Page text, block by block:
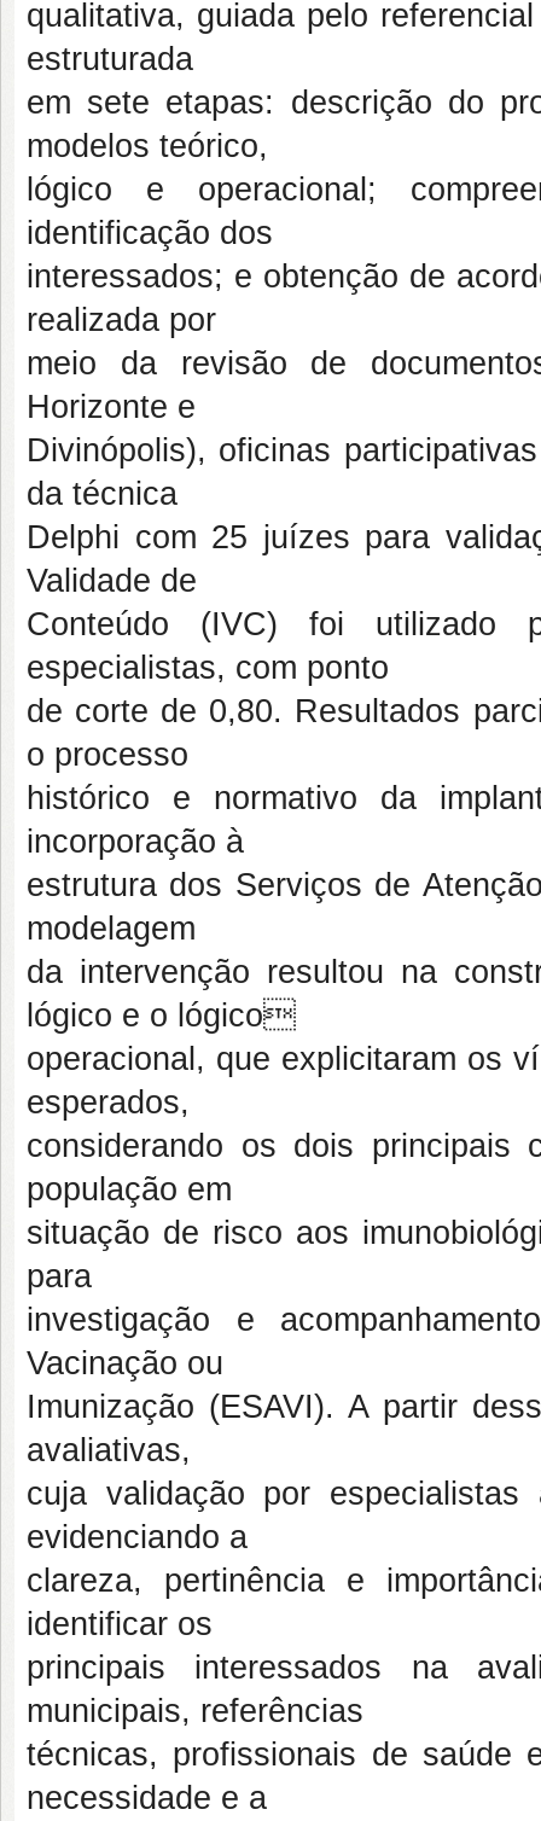
qualitativa, guiada pelo
estruturada
em sete etapas: descrição do
modelos teórico,
lógico e operacional;
identificação dos
interessados; e obtenção de
realizada por
meio da revisão de
Horizonte e
Divinópolis), oficinas
da técnica
Delphi com 25 juízes para
Validade de
Conteúdo (IVC) foi utilizado
especialistas, com ponto
de corte de 0,80. Resultados
o processo
histórico e normativo da
incorporação à
estrutura dos Serviços de
modelagem
da intervenção resultou na
lógico e o lógico
operacional, que explicitaram os
esperados,
considerando os dois principais
população em
situação de risco aos
para
investigação e
Vacinação ou
Imunização (ESAVI). A partir
avaliativas,
cuja validação por
evidenciando a
clareza, pertinência e
identificar os
principais interessados na
municipais, referências
técnicas, profissionais de
necessidade e a